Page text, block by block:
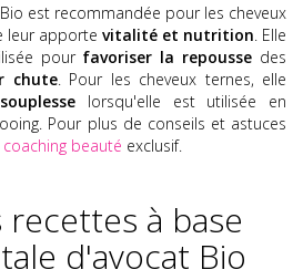
est recommandée pour les cheveux
leur apporte vitalité et nutrition . Elle
pour favoriser la repousse des
chute. Pour les cheveux ternes, elle
lorsqu'elle est utilisée en
Pour plus de conseils et astuces
coaching beauté exclusif.
à base
d'avocat Bio